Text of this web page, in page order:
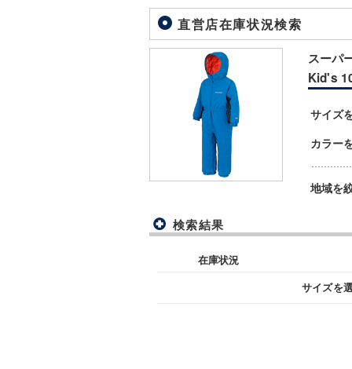
直営店在庫状況検索
スーパ
Kid's
サイズ
カラー
地域を
検索結果
在庫状況
サイズを